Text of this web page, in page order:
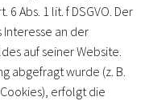
Abs. 1 lit. f DSGVO. Der
an der
auf seiner Website.
abgefragt wurde (z. B.
erfolgt die